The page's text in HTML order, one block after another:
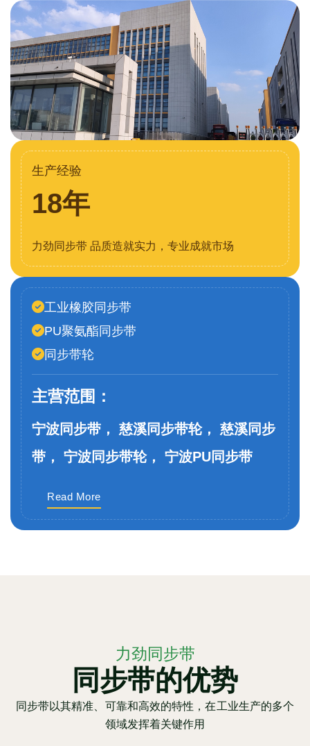
生产经验
18年
力劲同步带 品质造就实力，专业成就市场
工业橡胶同步带
PU聚氨酯同步带
同步带轮
主营范围：
宁波同步带， 慈溪同步带轮， 慈溪同步
带， 宁波同步带轮， 宁波PU同步带
Read More
力劲同步带
同步带的优势
同步带以其精准、可靠和高效的特性，在工业生产的多个
领域发挥着关键作用